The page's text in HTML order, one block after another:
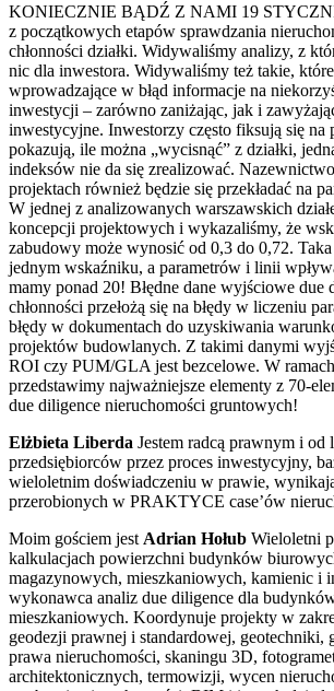
KONIECZNIE BĄDŹ Z NAMI 19
z początkowych etapów sprawdzania
chłonności działki. Widywaliśmy analizy, z
nic dla inwestora. Widywaliśmy też takie,
wprowadzające w błąd informacje na
inwestycji – zarówno zaniżając, jak i
inwestycyjne. Inwestorzy często fiksują się na
pokazują, ile można „wycisnąć” z działki,
indeksów nie da się zrealizować.
projektach również będzie się przekładać na
W jednej z analizowanych warszawskich
koncepcji projektowych i wykazaliśmy, że
zabudowy może wynosić od 0,3 do 0,72.
jednym wskaźniku, a parametrów i linii
mamy ponad 20! Błędne dane wyjściowe due
chłonności przełożą się na błędy w liczeniu
błędy w dokumentach do uzyskiwania
projektów budowlanych. Z takimi danymi
ROI czy PUM/GLA jest bezcelowe. W
przedstawimy najważniejsze elementy z 70-
due diligence nieruchomości gruntowych!
Elżbieta Liberda Jestem radcą prawnym i od
przedsiębiorców przez proces inwestycyjny,
wieloletnim doświadczeniu w prawie,
przerobionych w PRAKTYCE case’ów
Moim gościem jest Adrian Hołub Wieloletni
kalkulacjach powierzchni budynków
magazynowych, mieszkaniowych, kamienic i
wykonawca analiz due diligence dla
mieszkaniowych. Koordynuje projekty w
geodezji prawnej i standardowej, geotechniki,
prawa nieruchomości, skaningu 3D,
architektonicznych, termowizji, wycen